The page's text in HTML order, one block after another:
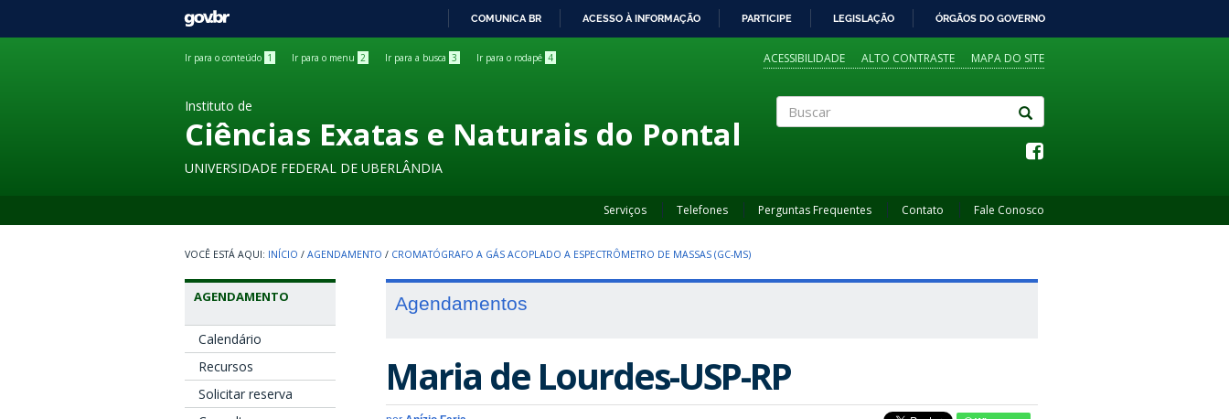
GOVBR
COMUNICA BR ACESSO À INFORMAÇÃO PARTICIPE LEGISLAÇÃO ÓRGÃOS DO GOVERNO
Ir para o conteúdo 1 Ir para o menu 2 Ir para a busca 3 Ir para o rodapé 4 ACESSIBILIDADE ALTO CONTRASTE MAPA DO SITE
Instituto de
Ciências Exatas e Naturais do Pontal
UNIVERSIDADE FEDERAL DE UBERLÂNDIA
Serviços Telefones Perguntas Frequentes Contato Fale Conosco
INÍCIO / AGENDAMENTO / CROMATÓGRAFO A GÁS ACOPLADO A ESPECTRÔMETRO DE MASSAS (GC-MS)
AGENDAMENTO
Calendário
Recursos
Solicitar reserva
Agendamentos
Maria de Lourdes-USP-RP